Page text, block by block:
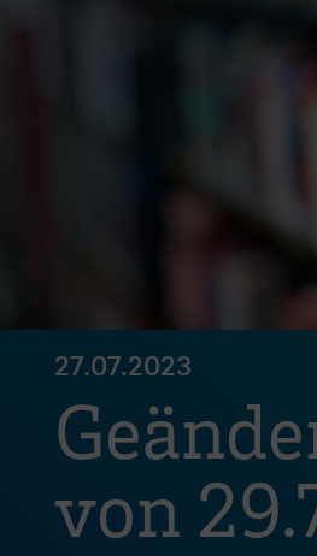
27.07.2023
von